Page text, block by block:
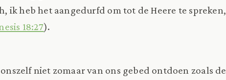
ik heb het aangedurfd om tot de Heere te spreken,
18:27).
niet zomaar van ons gebed ontdoen zoals de